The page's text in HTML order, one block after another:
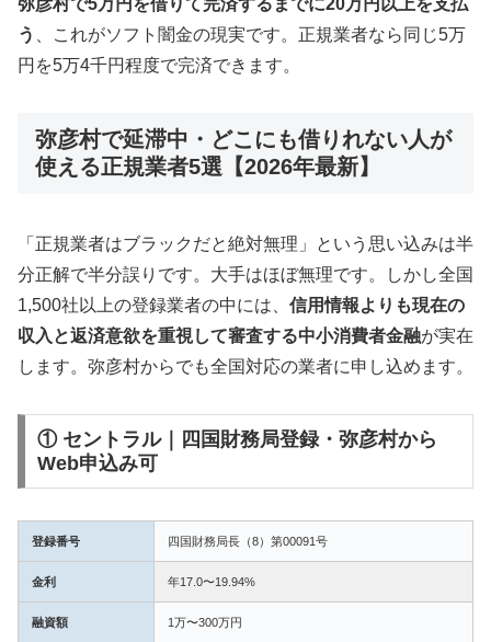
弥彦村で5万円を借りて完済するまでに20万円以上を支払
う
、これがソフト闇金の現実です。正規業者なら同じ5万
円を5万4千円程度で完済できます。
弥彦村で延滞中・どこにも借りれない人が
使える正規業者5選【2026年最新】
「正規業者はブラックだと絶対無理」という思い込みは半
分正解で半分誤りです。大手はほぼ無理です。しかし全国
1,500社以上の登録業者の中には、 信用情報よりも現在の
収入と返済意欲を重視して審査する中小消費者金融が実在
します。弥彦村からでも全国対応の業者に申し込めます。
① セントラル｜四国財務局登録・弥彦村から
Web申込み可
登録番号 四国財務局長（8）第00091号
金利 年17.0〜19.94%
融資額 1万〜300万円